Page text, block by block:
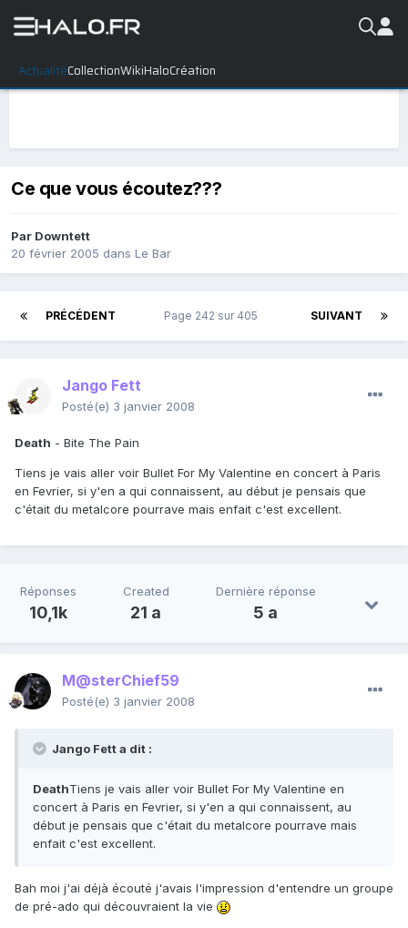
ActualitéCollectionWikiHaloCréation
Ce que vous écoutez???
Par Downtett
20 février 2005 dans Le Bar
PRÉCÉDENT SUIVANT
Page 242 sur 405
Jango Fett
Posté(e) 3 janvier 2008
Death - Bite The Pain
Tiens je vais aller voir Bullet For My Valentine en concert à Paris
en Fevrier, si y'en a qui connaissent, au début je pensais que
c'était du metalcore pourrave mais enfait c'est excellent.
Réponses
10,1k
Created
21 a
Dernière réponse
5 a
M@sterChief59
Posté(e) 3 janvier 2008
Jango Fett a dit :
DeathTiens je vais aller voir Bullet For My Valentine en
concert à Paris en Fevrier, si y'en a qui connaissent, au
début je pensais que c'était du metalcore pourrave mais
enfait c'est excellent.
Bah moi j'ai déjà écouté j'avais l'impression d'entendre un groupe
de pré-ado qui découvraient la vie